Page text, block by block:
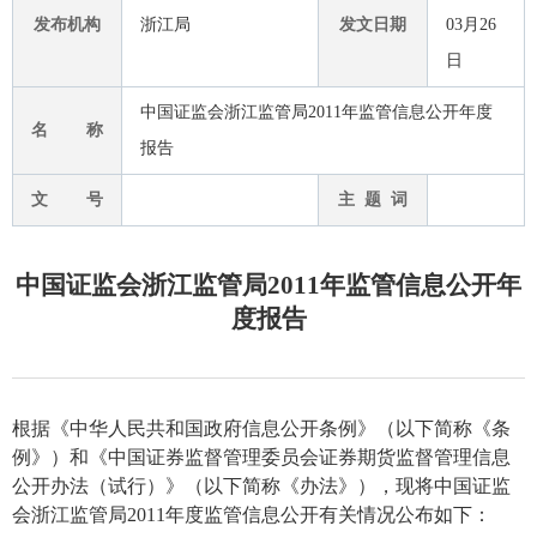
发布机构 浙江局 发文日期
03月26
日
名 称
中国证监会浙江监管局2011年监管信息公开年度
报告
文 号 主 题 词
中国证监会浙江监管局2011年监管信息公开年
度报告
根据《中华人民共和国政府信息公开条例》（以下简称《条
例》）和《中国证券监督管理委员会证券期货监督管理信息
公开办法（试行）》（以下简称《办法》），现将中国证监
会浙江监管局2011年度监管信息公开有关情况公布如下：